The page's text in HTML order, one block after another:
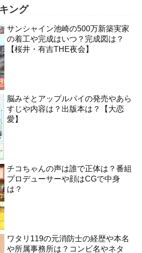
ング
サンシャイン池崎の500万新築実家
の着工や完成はいつ？完成図は？
【桜井・有吉THE夜会】
脳みそとアップルパイの発売やあら
すじや内容は？出版本は？【大恋
愛】
チコちゃんの声は誰で正体は？番組
プロデューサーや顔はCGで中身
は？
ワタリ119の元消防士の経歴や本名
や所属事務所は？コンビ名やネタ